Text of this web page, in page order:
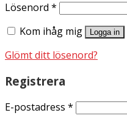
Lösenord *
Kom ihåg mig
Logga in
Glömt ditt lösenord?
Registrera
E-postadress *